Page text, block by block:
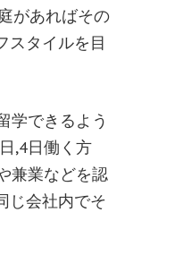
があればその
スタイルを目
学できるよう
,4日働く方
兼業などを認
じ会社内でそ